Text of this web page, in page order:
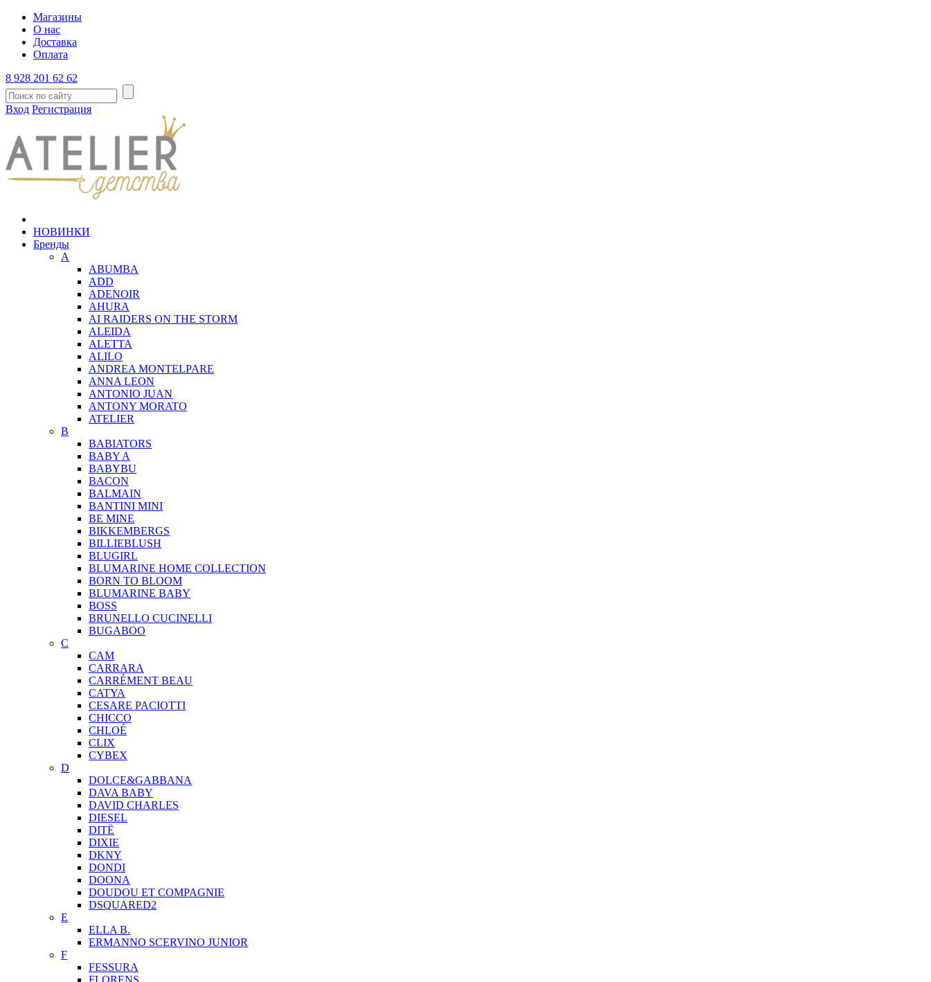
Магазины
О нас
Доставка
Оплата
8 928 201 62 62
Вход Регистрация
НОВИНКИ
Бренды
A
ABUMBA
ADD
ADENOIR
AHURA
AI RAIDERS ON THE STORM
ALEIDA
ALETTA
ALILO
ANDREA MONTELPARE
ANNA LEON
ANTONIO JUAN
ANTONY MORATO
ATELIER
B
BABIATORS
BABY A
BABYBU
BACON
BALMAIN
BANTINI MINI
BE MINE
BIKKEMBERGS
BILLIEBLUSH
BLUGIRL
BLUMARINE HOME COLLECTION
BORN TO BLOOM
BLUMARINE BABY
BOSS
BRUNELLO CUCINELLI
BUGABOO
C
CAM
CARRARA
CARRÉMENT BEAU
CATYA
CESARE PACIOTTI
CHICCO
CHLOÉ
CLIX
CYBEX
D
DOLCE&GABBANA
DAVA BABY
DAVID CHARLES
DIESEL
DITЁ
DIXIE
DKNY
DONDI
DOONA
DOUDOU ET COMPAGNIE
DSQUARED2
E
ELLA B.
ERMANNO SCERVINO JUNIOR
F
FESSURA
FLORENS